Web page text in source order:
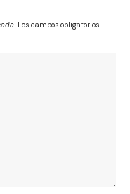
Los campos obligatorios